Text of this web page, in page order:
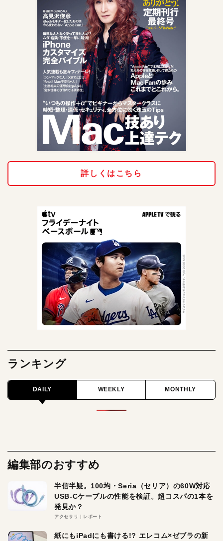
詳しくはこちら
ランキング
DAILY WEEKLY MONTHLY
編集部のおすすめ
半信半疑。100均・Seria（セリア）の60W対応
USB-Cケーブルの性能を検証。超コスパの1本を
発見か？
アクセサリ レポート
紙にもiPadにも書ける!? エレコム×ゼブラの新